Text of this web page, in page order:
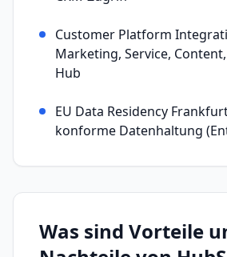
Customer Platform
Marketing, Service,
Hub
EU Data Residency
konforme Datenhaltung
Was sind Vorteile